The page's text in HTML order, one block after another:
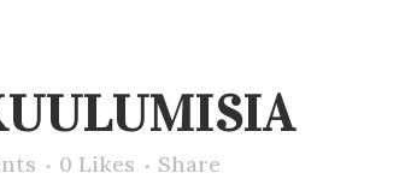
0 Likes Share